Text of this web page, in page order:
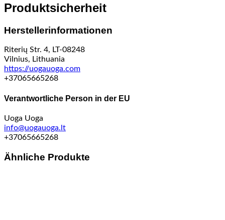
Produktsicherheit
Herstellerinformationen
Riterių Str. 4, LT-08248
Vilnius, Lithuania
https://uogauoga.com
+37065665268
Verantwortliche Person in der EU
Uoga Uoga
info@uogauoga.lt
+37065665268
Ähnliche Produkte